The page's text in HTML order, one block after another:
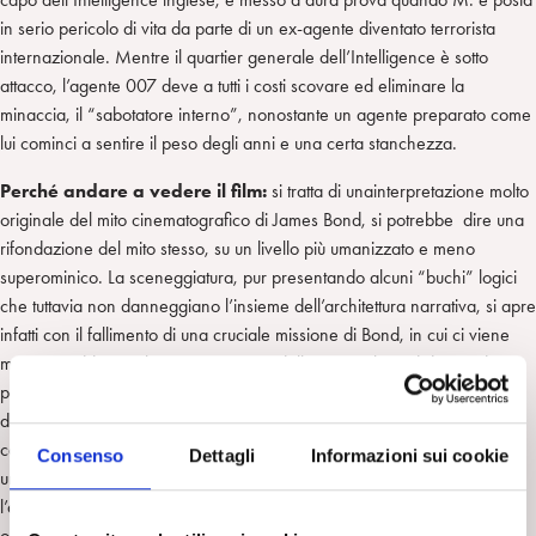
Consenso Dettagli Informazioni sui cookie
in serio pericolo di vita da parte di un ex-agente diventato terrorista
internazionale. Mentre il quartier generale dell’Intelligence è sotto
attacco, l’agente 007 deve a tutti i costi scovare ed eliminare la
minaccia, il “sabotatore interno”, nonostante un agente preparato come
lui cominci a sentire il peso degli anni e una certa stanchezza.
Perché andare a vedere il film: si tratta di unainterpretazione molto
originale del mito cinematografico di James Bond, si potrebbe dire una
rifondazione del mito stesso, su un livello più umanizzato e meno
superominico. La sceneggiatura, pur presentando alcuni “buchi” logici
che tuttavia non danneggiano l’insieme dell’architettura narrativa, si apre
infatti con il fallimento di una cruciale missione di Bond, in cui ci viene
mostrata addirittura la presunta morte dell’agente. Il Bond di Mendes è
poi un uomo provato dalla fatica e dal passare del tempo e lontano
dall’idea di quell’aplomb anglosassone a tratti stucchevole che ha
caratterizzato molti suoi predecessori. Insomma un antieroe dipinto da
un Mendes che, attraverso questo personaggio, vuole tratteggiare
l’affresco di un’epoca tardo-postmoderna, la nostra, in cui ogni ideale e